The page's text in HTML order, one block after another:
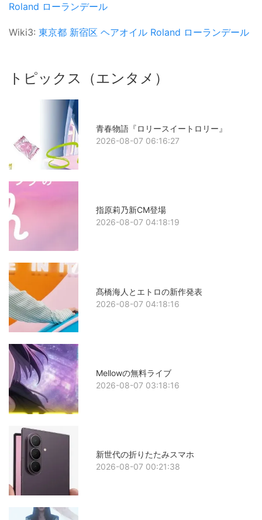
Roland ローランデール
Wiki3: 東京都 新宿区 ヘアオイル Roland ローランデール
トピックス（エンタメ）
青春物語『ロリースイートロリー』
2026-08-07 06:16:27
指原莉乃新CM登場
2026-08-07 04:18:19
髙橋海人とエトロの新作発表
2026-08-07 04:18:16
Mellowの無料ライブ
2026-08-07 03:18:16
新世代の折りたたみスマホ
2026-08-07 00:21:38